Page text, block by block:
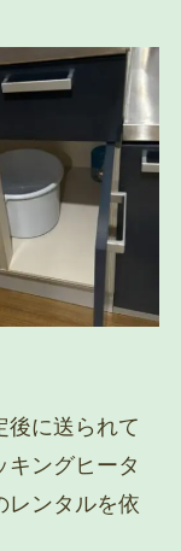
後に送られて
キングヒータ
レンタルを依